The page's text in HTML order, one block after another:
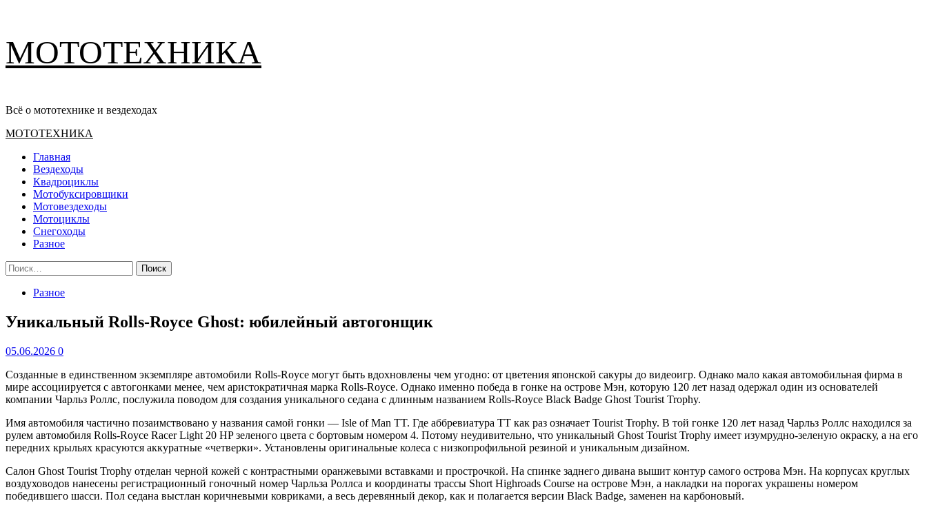
содержимому
МОТОТЕХНИКА
Всё о мототехнике и вездеходах
Основное
МОТОТЕХНИКА
Главная
Вездеходы
Квадроциклы
Мотобуксировщики
Мотовездеходы
Мотоциклы
Снегоходы
Разное
Найти:
Разное
Уникальный Rolls-Royce Ghost: юбилейный автогонщик
05.06.2026 0
Созданные в единственном экземпляре автомобили Rolls-Royce могут быть вдохновлены чем угодно: от цветения японской сакуры до видеоигр. Однако мало какая автомобильная фирма в
мире ассоциируется с автогонками менее, чем аристократичная марка Rolls-Royce. Однако именно победа в гонке на острове Мэн, которую 120 лет назад одержал один из основателей
компании Чарльз Роллс, послужила поводом для создания уникального седана с длинным названием Rolls-Royce Black Badge Ghost Tourist Trophy.
Имя автомобиля частично позаимствовано у названия самой гонки — Isle of Man TT. Где аббревиатура TT как раз означает Tourist Trophy. В той гонке 120 лет назад Чарльз Роллс находился за
рулем автомобиля Rolls-Royce Racer Light 20 HP зеленого цвета с бортовым номером 4. Потому неудивительно, что уникальный Ghost Tourist Trophy имеет изумрудно-зеленую окраску, а на его
передних крыльях красуются аккуратные «четверки». Установлены оригинальные колеса с низкопрофильной резиной и уникальным дизайном.
Салон Ghost Tourist Trophy отделан черной кожей с контрастными оранжевыми вставками и прострочкой. На спинке заднего дивана вышит контур самого острова Мэн. На корпусах круглых
воздуховодов нанесены регистрационный гоночный номер Чарльза Роллса и координаты трассы Short Highroads Course на острове Мэн, а накладки на порогах украшены номером
победившего шасси. Пол седана выстлан коричневыми ковриками, а весь деревянный декор, как и полагается версии Black Badge, заменен на карбоновый.